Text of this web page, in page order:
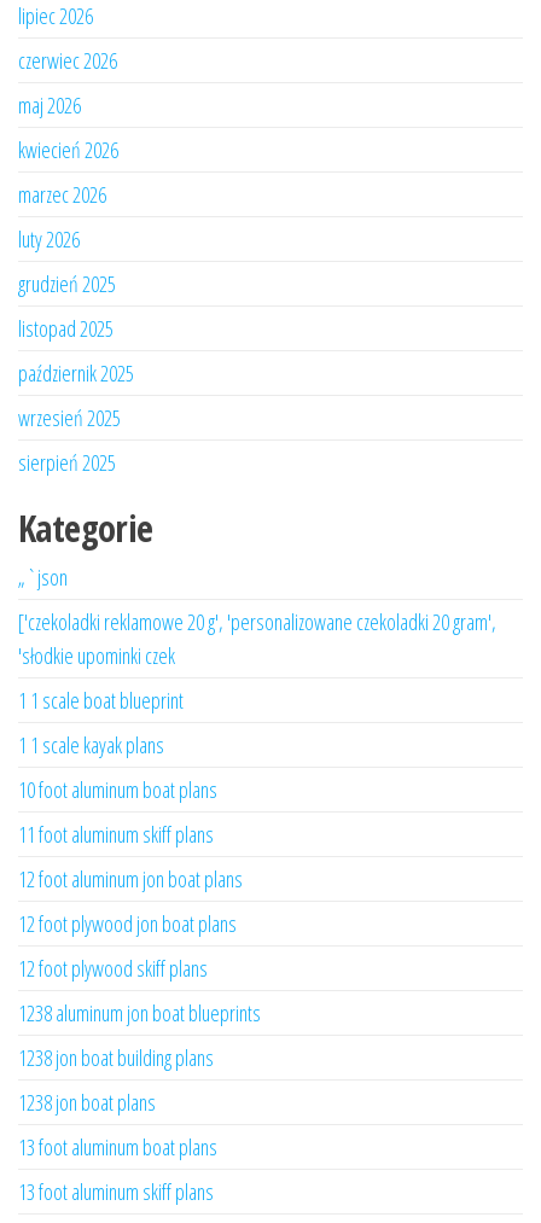
lipiec 2026
czerwiec 2026
maj 2026
kwiecień 2026
marzec 2026
luty 2026
grudzień 2025
listopad 2025
październik 2025
wrzesień 2025
sierpień 2025
Kategorie
„`json
['czekoladki reklamowe 20 g', 'personalizowane czekoladki 20 gram',
'słodkie upominki czek
1 1 scale boat blueprint
1 1 scale kayak plans
10 foot aluminum boat plans
11 foot aluminum skiff plans
12 foot aluminum jon boat plans
12 foot plywood jon boat plans
12 foot plywood skiff plans
1238 aluminum jon boat blueprints
1238 jon boat building plans
1238 jon boat plans
13 foot aluminum boat plans
13 foot aluminum skiff plans